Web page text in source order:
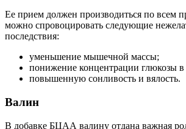
Ее прием должен производиться по всем
можно спровоцировать следующие
последствия:
уменьшение мышечной массы;
понижение концентрации глюкозы в
повышенную сонливость и вялость.
Валин
В добавке БЦАА валину отдана важная